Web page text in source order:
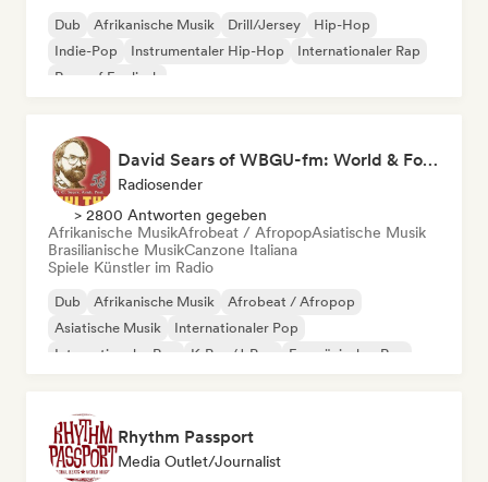
Dub Afrikanische Musik Drill/Jersey
Hip-Hop
Indie-Pop
Instrumentaler Hip-Hop
Internationaler Rap
Rap auf Englisch
David Sears of WBGU-fm: World & Folk Music DJ
Radiosender
> 2800 Antworten gegeben
Afrikanische MusikAfrobeat / AfropopAsiatische Musik
Brasilianische MusikCanzone Italiana
Spiele Künstler im Radio
Dub Afrikanische Musik
Afrobeat / Afropop
Asiatische Musik
Internationaler Pop
Internationaler Rap
K-Pop/J-Pop Französischer Rap
Rhythm Passport
Media Outlet/Journalist